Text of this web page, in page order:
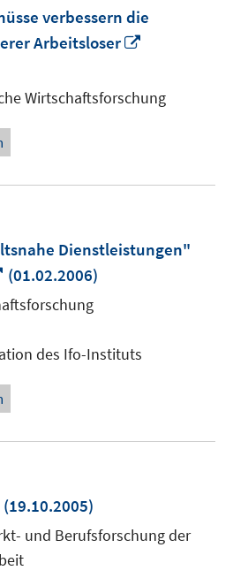
verbessern die
Arbeitsloser
öffnen
Wirtschaftsforschung
Dienstleistungen"
In
neuem
Fenster
(01.02.2006)
des Ifo-Instituts
In
neuem
Fenster
öffnen
(19.10.2005)
und Berufsforschung der